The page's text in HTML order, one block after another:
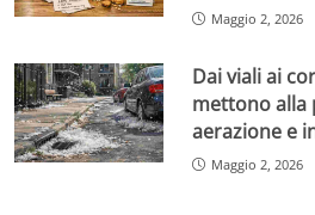
Maggio 2, 2026
Dai viali ai
mettono alla
aerazione e
Maggio 2, 2026